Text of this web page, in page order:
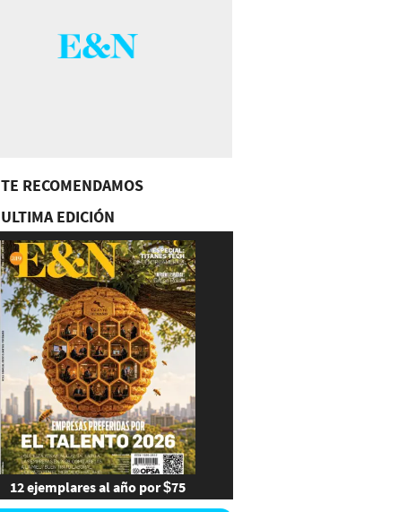
TE RECOMENDAMOS
ULTIMA EDICIÓN
12 ejemplares al año por $75